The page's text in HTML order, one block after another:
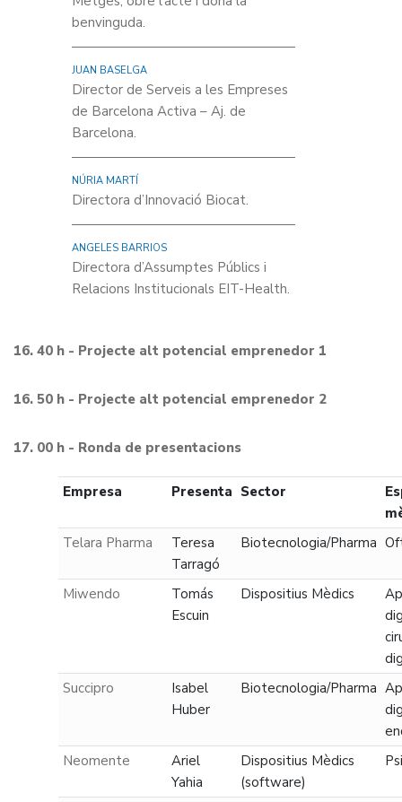
benvinguda.
JUAN BASELGA
Director de Serveis a les Empreses
de Barcelona Activa – Aj. de
Barcelona.
NÚRIA MARTÍ
Directora d’Innovació Biocat.
ANGELES BARRIOS
Directora d’Assumptes Públics i
Relacions Institucionals EIT-Health.
16. 40 h - Projecte alt potencial emprenedor 1
16. 50 h - Projecte alt potencial emprenedor 2
17. 00 h - Ronda de presentacions
Empresa Presenta Sector
Telara Pharma
Teresa
Tarragó
Biotecnologia/Pharma
Miwendo
Tomás
Escuin
Dispositius Mèdics
Succipro
Isabel
Huber
Biotecnologia/Pharma
Neomente
Ariel
Yahia
Dispositius Mèdics
(software)